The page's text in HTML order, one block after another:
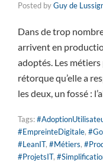
Posted byGuy de
Dans de trop
arrivent en
adoptés. Les métiers
rétorque qu’elle a
les deux, un fossé :
Tags:
#EmpreinteDigitale,
#LeanIT, #Métiers,
#ProjetsIT,